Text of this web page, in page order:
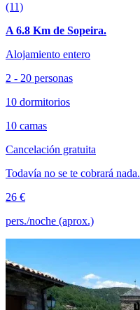
(11)
A 6.8 Km de Sopeira.
Alojamiento entero
2 - 20 personas
10 dormitorios
10 camas
Cancelación gratuita
Todavía no se te cobrará nada.
26 €
pers./noche (aprox.)